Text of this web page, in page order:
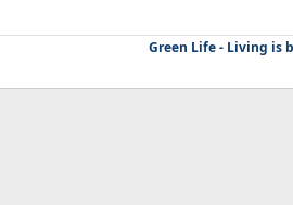
Green Life - Living is